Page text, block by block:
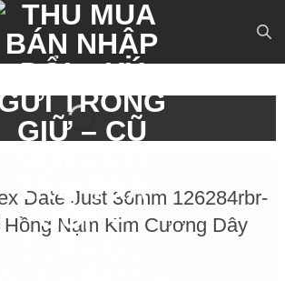
Date Just 36mm 126284rbr-
Nạm Kim Cương Dây